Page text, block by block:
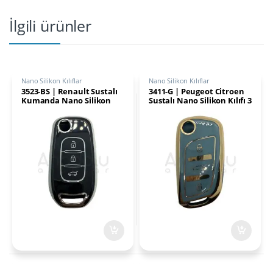
İlgili ürünler
Nano Silikon Kılıflar
3523-BS | Renault Sustalı
Kumanda Nano Silikon
Nano Silikon Kılıflar
3411-G | Peugeot Citroen
Sustalı Nano Silikon Kılıfı 3